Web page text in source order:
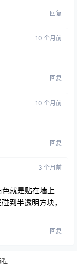
回复
10 个月前
回复
10 个月前
回复
3 个月前
就是贴在墙上
到半透明方块，
回复
程